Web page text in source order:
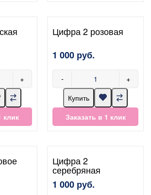
+
клик
Цифра 2 розовая
1 000 руб.
- +
Купить
Заказать в 1 клик
Цифра 2
серебряная
1 000 руб.